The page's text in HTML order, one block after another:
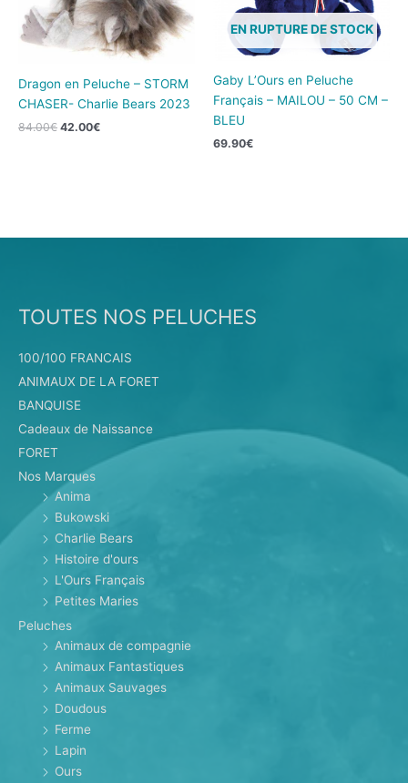
Dragon en Peluche – STORM
CHASER- Charlie Bears 2023
84.00€ 42.00€
EN RUPTURE DE STOCK
Gaby L’Ours en Peluche
Français – MAILOU – 50 CM –
BLEU
69.90€
TOUTES NOS PELUCHES
100/100 FRANCAIS
ANIMAUX DE LA FORET
BANQUISE
Cadeaux de Naissance
FORET
Nos Marques
Anima
Bukowski
Charlie Bears
Histoire d'ours
L'Ours Français
Petites Maries
Peluches
Animaux de compagnie
Animaux Fantastiques
Animaux Sauvages
Doudous
Ferme
Lapin
Ours